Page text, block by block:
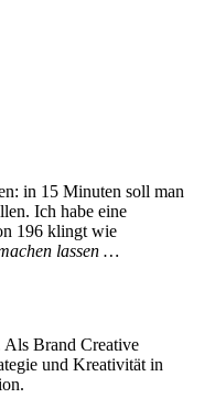
in 15 Minuten soll man
Ich habe eine
196 klingt wie
lassen …
Brand Creative
und Kreativität in